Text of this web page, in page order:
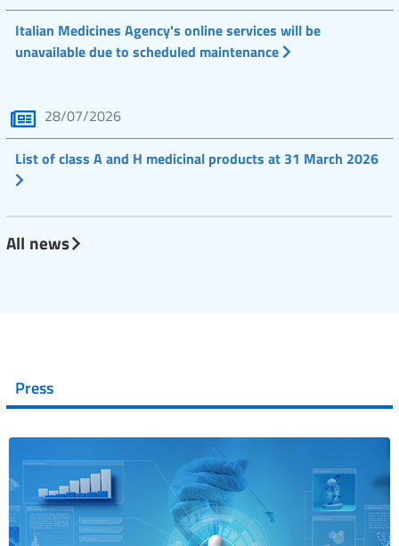
Italian Medicines Agency's online services will be
unavailable due to scheduled maintenance
28/07/2026
List of class A and H medicinal products at 31 March 2026
All news
Press